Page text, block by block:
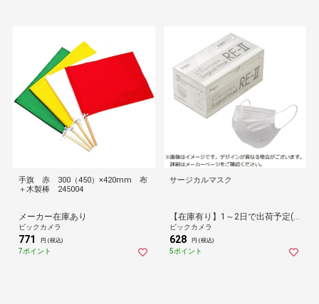
手旗 赤 300（450）×420mm 布
＋木製棒 245004
メーカー在庫あり
ビックカメラ
771 円 (税込)
7ポイント
サージカルマスク
ビックカメラ
628 円 (税込)
5ポイント